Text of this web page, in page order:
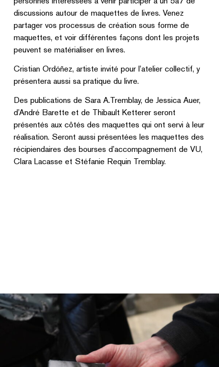
discussions autour de maquettes de livres. Venez
partager vos processus de création sous forme de
maquettes, et voir différentes façons dont les projets
peuvent se matérialiser en livres.
Cristian Ordóñez, artiste invité pour l’atelier collectif, y
présentera aussi sa pratique du livre.
Des publications de Sara A.Tremblay, de Jessica Auer,
d’André Barette et de Thibault Ketterer seront
présentés aux côtés des maquettes qui ont servi à leur
réalisation. Seront aussi présentées les maquettes des
récipiendaires des bourses d’accompagnement de VU,
Clara Lacasse et Stéfanie Requin Tremblay.